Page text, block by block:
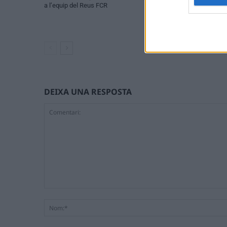
a l’equip del Reus FCR
substitució de
Nou i impulsa
DEIXA UNA RESPOSTA